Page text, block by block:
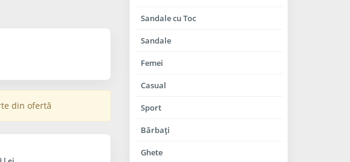
din ofertă
Sandale cu Toc
Sandale
Femei
Casual
Sport
Bărbaţi
Ghete